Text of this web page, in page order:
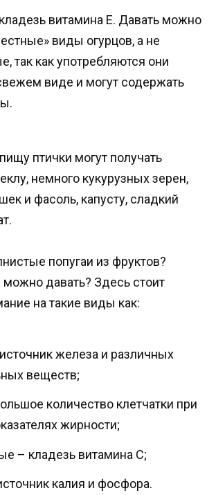
витамина Е. Давать можно
виды огурцов, а не
так как употребляются они
виде и могут содержать
птички могут получать
немного кукурузных зерен,
и фасоль, капусту, сладкий
попугаи из фруктов?
давать? Здесь стоит
на такие виды как:
железа и различных
веществ;
количество клетчатки при
жирности;
– кладезь витамина С;
калия и фосфора.